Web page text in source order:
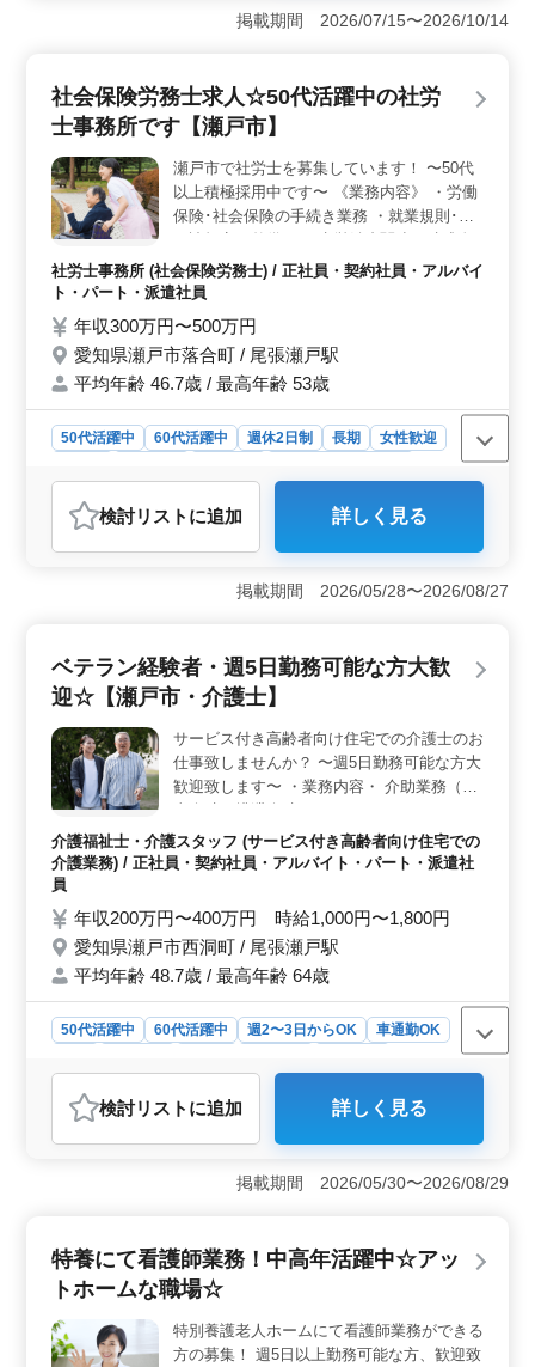
求人は、尾張瀬戸駅から徒歩5分とアクセスもよく通勤し
やすい好立地となっています。土日や夏季・年末年始な
軟な働き方＞ 正社員・契約社員・アルバイト・パー
ト・派遣・紹介予定派遣と幅広い雇用形態で、週2〜3日
ます。 ＜充実の業務内容＞ レセコン入力実務経験
者や医療事務経験者を積極採用しています。経験を生か
してスキルを発揮できる職場です。受付、会計、カルテ
作成、電子カルテ入力、レセプト作成、診療補助など多
岐にわたる業務でに挑戦可能です。これまでのご経験を
活かしさらなるスキル向上が期待できます。
掲載期間 2026/07/15〜2026/10/14
社会保険労務士求人☆50代活躍中の社労
士事務所です【瀬戸市】
瀬戸市で社労士を募集しています！ 〜50代
以上積極採用中です〜 《業務内容》 ・労働
保険･社会保険の手続き業務 ・就業規則･各
の相談･申請 ・人事コンサル ・給与計算 ・
労務管理帳票の一括管理 《備考》 ◎社会保
合わせください！ 皆様のご応募お待ちして
おります！
社労士事務所 (社会保険労務士) / 正社員・契約社員・アルバイ
ト・パート・派遣社員
年収300万円〜500万円
愛知県瀬戸市落合町 / 尾張瀬戸駅
平均年齢 46.7歳 / 最高年齢 53歳
50代活躍中 60代活躍中 週休2日制 長期
女性歓迎
おすすめポイント
＜ベテラン社労士に向けた魅力的なポジション＞ 瀬戸
市に位置する社労士事務所が、50代以上のベテラン社労
士を積極的に求めています。幅広い業務に携わり、経験
＞ 労働保険・社会保険手続きから給与計算、厚生労働
省関連の助成金申請まで、多岐にわたる業務がありま
る仕事が豊富にあります。 ＜働きやすい福利厚生
＞ 週休2日制や交通費支給、社会保険完備など、働きや
すい環境が整っています。給与は年収300万円〜500万円
程度です。ご興味のある方は、お気軽にお問い合わせく
ださい。
検討リスト に追加 詳しく見る
掲載期間 2026/05/28〜2026/08/27
ベテラン経験者・週5日勤務可能な方大歓
迎☆【瀬戸市・介護士】
サービス付き高齢者向け住宅での介護士のお
仕事致しませんか？ 〜週5日勤務可能な方大
歓迎致します〜 ・業務内容・ 介助業務（食
リハビリテーションサポート 書類作成、書
類整理 サービス利用者の家族との相談、助
通勤可能 ベテランさん大歓迎致します！ 皆
様のご応募お待ちしております！
介護福祉士・介護スタッフ (サービス付き高齢者向け住宅での
介護業務) / 正社員・契約社員・アルバイト・パート・派遣社
員
年収200万円〜400万円 時給1,000円〜1,800円
愛知県瀬戸市西洞町 / 尾張瀬戸駅
平均年齢 48.7歳 / 最高年齢 64歳
50代活躍中 60代活躍中 週2〜3日からOK
車通勤OK
介護福祉士・介護スタッフ
おすすめポイント
＜魅力的なポイント＞ 瀬戸市にあるサービス付き高齢
者向け住宅で週5日勤務可能なベテラン介護士を募集中で
す。業務内容は介助業務からレクリエーション、リハビ
ョンやリハビリテーションサポートまで入居者の生活を
支える幅広い業務を担当します。またサービス利用者や
働き方の柔軟性＞ 週3〜5日の勤務で週2〜3日からも相
談可能です。給与や福利厚生も充実しており、安心して
検討リスト に追加 詳しく見る
掲載期間 2026/05/30〜2026/08/29
特養にて看護師業務！中高年活躍中☆アッ
トホームな職場☆
特別養護老人ホームにて看護師業務ができる
方の募集！ 週5日以上勤務可能な方、歓迎致